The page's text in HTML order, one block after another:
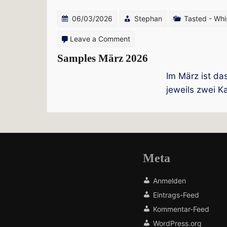
06/03/2026 Stephan Tasted -
Leave a Commenton
Samples
Samples März 2026
Im März ist
jeweils zwei
Meta
Anmelden
Eintrags-Feed
Kommentar-Feed
WordPress.org